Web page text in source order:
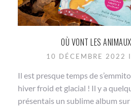
OÙ VONT LES
10 DÉCEMBRE 2022
Il est presque temps de
hiver froid et glacial ! Il y a
présentais un sublime album